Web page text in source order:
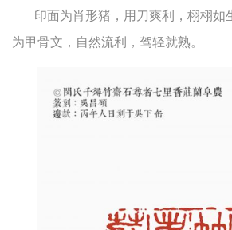
印面为肖形猪，用刀爽利，栩栩如
为甲骨文，自然流利，驾轻就熟。